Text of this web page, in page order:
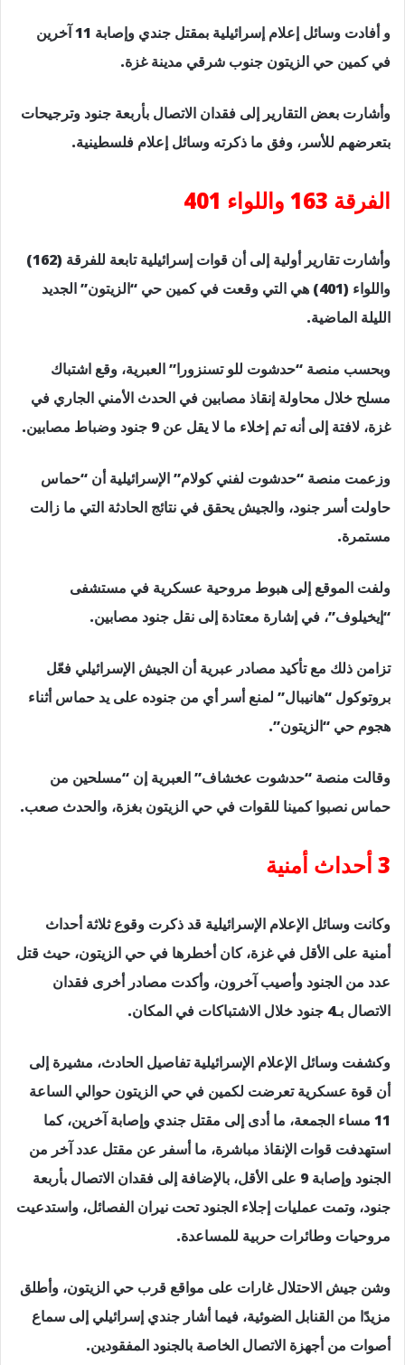
و أفادت وسائل إعلام إسرائيلية بمقتل جندي وإصابة 11 آخرين
في كمين حي الزيتون جنوب شرقي مدينة غزة.
وأشارت بعض التقارير إلى فقدان الاتصال بأربعة جنود وترجيحات
بتعرضهم للأسر، وفق ما ذكرته وسائل إعلام فلسطينية.
الفرقة 163 واللواء 401
وأشارت تقارير أولية إلى أن قوات إسرائيلية تابعة للفرقة (162)
واللواء (401) هي التي وقعت في كمين حي “الزيتون” الجديد
الليلة الماضية.
وبحسب منصة “حدشوت للو تسنزورا” العبرية، وقع اشتباك
مسلح خلال محاولة إنقاذ مصابين في الحدث الأمني الجاري في
غزة، لافتة إلى أنه تم إخلاء ما لا يقل عن 9 جنود وضباط مصابين.
وزعمت منصة “حدشوت لفني كولام” الإسرائيلية أن “حماس
حاولت أسر جنود، والجيش يحقق في نتائج الحادثة التي ما زالت
مستمرة.
ولفت الموقع إلى هبوط مروحية عسكرية في مستشفى
“إيخيلوف”، في إشارة معتادة إلى نقل جنود مصابين.
تزامن ذلك مع تأكيد مصادر عبرية أن الجيش الإسرائيلي فعّل
بروتوكول “هانيبال” لمنع أسر أي من جنوده على يد حماس أثناء
هجوم حي “الزيتون”.
وقالت منصة “حدشوت عخشاف” العبرية إن “مسلحين من
حماس نصبوا كمينا للقوات في حي الزيتون بغزة، والحدث صعب.
3 أحداث أمنية
وكانت وسائل الإعلام الإسرائيلية قد ذكرت وقوع ثلاثة أحداث
أمنية على الأقل في غزة، كان أخطرها في حي الزيتون، حيث قتل
عدد من الجنود وأصيب آخرون، وأكدت مصادر أخرى فقدان
الاتصال بـ4 جنود خلال الاشتباكات في المكان.
وكشفت وسائل الإعلام الإسرائيلية تفاصيل الحادث، مشيرة إلى
أن قوة عسكرية تعرضت لكمين في حي الزيتون حوالي الساعة
11 مساء الجمعة، ما أدى إلى مقتل جندي وإصابة آخرين، كما
استهدفت قوات الإنقاذ مباشرة، ما أسفر عن مقتل عدد آخر من
الجنود وإصابة 9 على الأقل، بالإضافة إلى فقدان الاتصال بأربعة
جنود، وتمت عمليات إجلاء الجنود تحت نيران الفصائل، واستدعيت
مروحيات وطائرات حربية للمساعدة.
وشن جيش الاحتلال غارات على مواقع قرب حي الزيتون، وأطلق
مزيدًا من القنابل الضوئية، فيما أشار جندي إسرائيلي إلى سماع
أصوات من أجهزة الاتصال الخاصة بالجنود المفقودين.